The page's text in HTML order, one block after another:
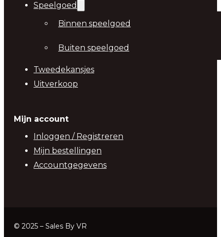
Speelgoed
Binnen speelgoed
Buiten speelgoed
Tweedekansjes
Uitverkoop
Mijn account
Inloggen / Registreren
Mijn bestellingen
Accountgegevens
© 2025 – Sales By VR